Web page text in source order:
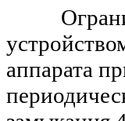
аппарата